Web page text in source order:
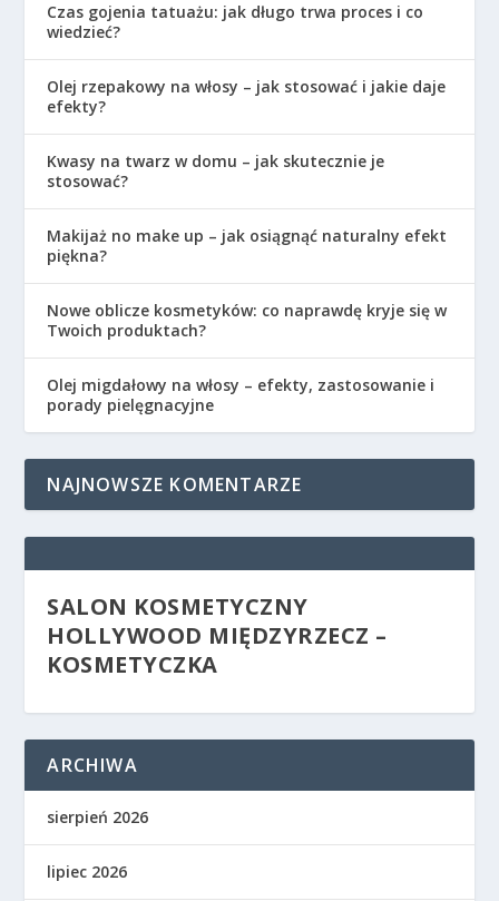
Czas gojenia tatuażu: jak długo trwa proces i co
wiedzieć?
Olej rzepakowy na włosy – jak stosować i jakie daje
efekty?
Kwasy na twarz w domu – jak skutecznie je
stosować?
Makijaż no make up – jak osiągnąć naturalny efekt
piękna?
Nowe oblicze kosmetyków: co naprawdę kryje się w
Twoich produktach?
Olej migdałowy na włosy – efekty, zastosowanie i
porady pielęgnacyjne
NAJNOWSZE KOMENTARZE
SALON KOSMETYCZNY
HOLLYWOOD MIĘDZYRZECZ –
KOSMETYCZKA
ARCHIWA
sierpień 2026
lipiec 2026